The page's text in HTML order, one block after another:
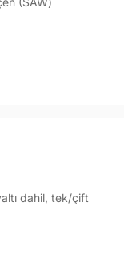
dahil, tek/çift